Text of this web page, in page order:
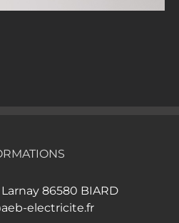
86580 BIARD
electricite.fr